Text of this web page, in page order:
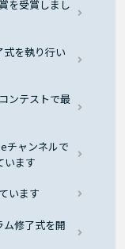
を受賞しまし
を執り行い
ンテストで最
チャンネルで
います
います
修了式を開